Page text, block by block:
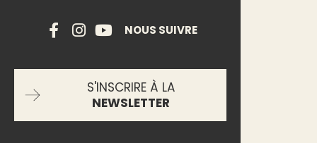
NOUS SUIVRE
S'INSCRIRE À LA
NEWSLETTER